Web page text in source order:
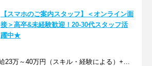
【スマホのご案内スタッフ】＜オンライン面
接＞高卒&未経験歓迎！20-30代スタッフ活
躍中★
月給23万～40万円（スキル・経験による）+交通費全額支給